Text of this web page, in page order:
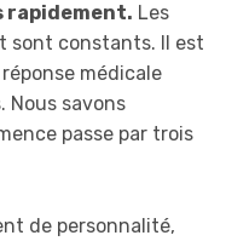
rapidement. Les
sont constants. Il est
médicale
Nous savons
passe par trois
de personnalité,